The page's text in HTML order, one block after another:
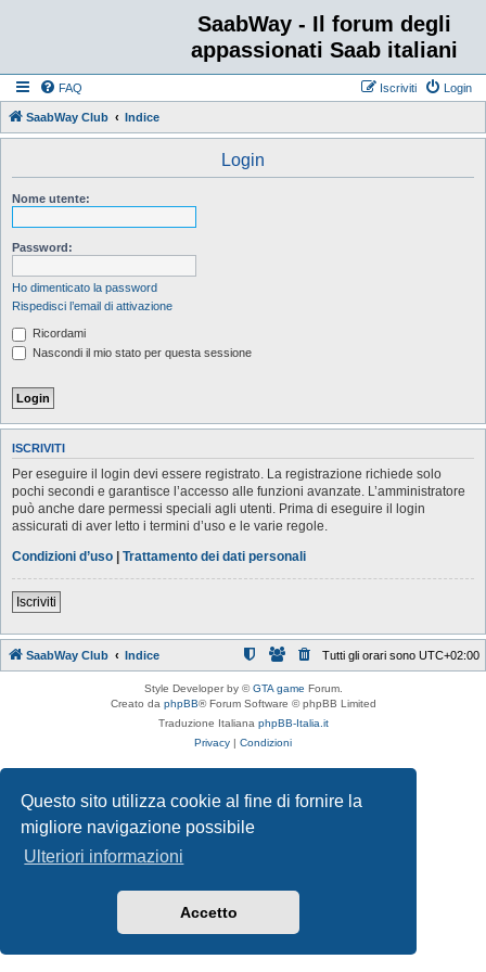
Questo sito utilizza cookie al fine di fornire la
migliore navigazione possibile
Ulteriori informazioni
Accetto
SaabWay - Il forum degli
appassionati Saab italiani
FAQ Login
Iscriviti
SaabWay Club Indice
Login
Nome utente:
Password:
Ho dimenticato la password
Rispedisci l’email di attivazione
Ricordami
Nascondi il mio stato per questa sessione
ISCRIVITI
Per eseguire il login devi essere registrato. La registrazione richiede solo
pochi secondi e garantisce l’accesso alle funzioni avanzate. L’amministratore
può anche dare permessi speciali agli utenti. Prima di eseguire il login
assicurati di aver letto i termini d’uso e le varie regole.
Condizioni d’uso | Trattamento dei dati personali
Iscriviti
SaabWay Club Indice Tutti gli orari sono UTC+02:00
Style Developer by ©GTA game Forum.
Creato da phpBB® Forum Software © phpBB Limited
Traduzione Italiana phpBB-Italia.it
Privacy | Condizioni